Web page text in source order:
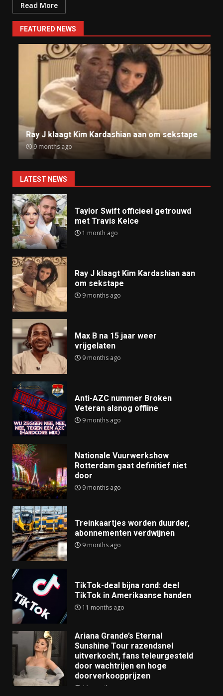
Read More
FEATURED NEWS
Ray J klaagt Kim Kardashian aan om sekstape
9 months ago
LATEST NEWS
Taylor Swift officieel getrouwd
met Travis Kelce
1 month ago
Ray J klaagt Kim Kardashian aan
om sekstape
9 months ago
Max B na 15 jaar weer
vrijgelaten
9 months ago
Anti-AZC nummer Broken
Veteran alsnog offline
9 months ago
Nationale Vuurwerkshow
Rotterdam gaat definitief niet
door
9 months ago
Treinkaartjes worden duurder,
abonnementen verdwijnen
9 months ago
TikTok-deal bijna rond: deel
TikTok in Amerikaanse handen
11 months ago
Ariana Grande’s Eternal
Sunshine Tour razendsnel
uitverkocht, fans teleurgesteld
door wachtrijen en hoge
doorverkoopprijzen
11 months ago